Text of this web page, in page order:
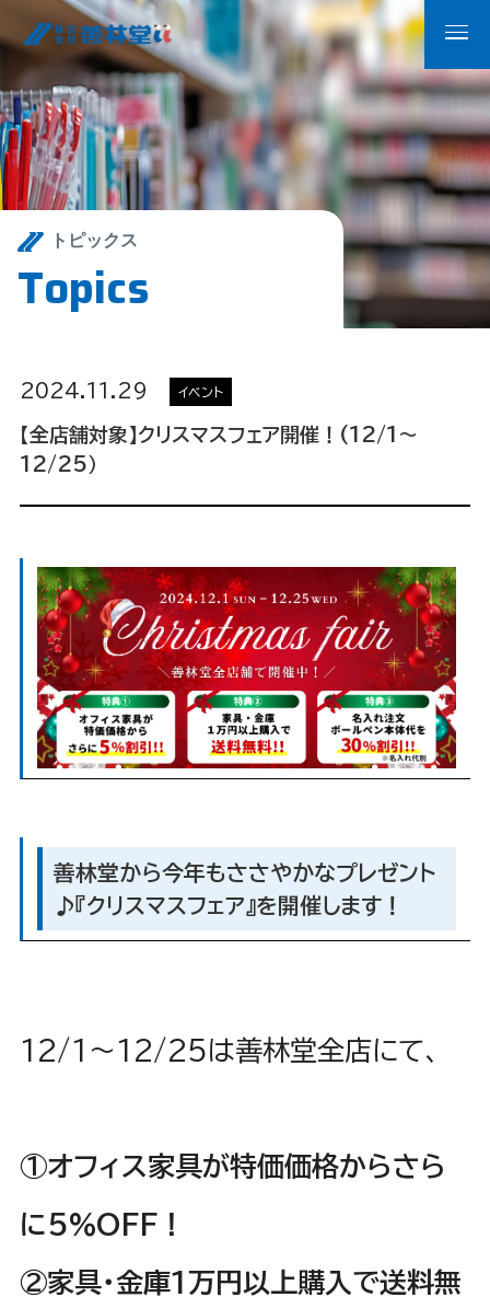
トピックス
Topics
【全店舗対象】クリスマスフェア開催！(12/1〜
12/25）
2024.11.29 イベント
善林堂から今年もささやかなプレゼント
♪『クリスマスフェア』を開催します！
12/1〜12/25は善林堂全店にて、
①オフィス家具が特価価格からさら
に5%OFF！
②家具・金庫1万円以上購入で送料無